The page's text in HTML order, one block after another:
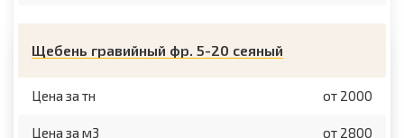
Щебень гравийный фр. 5-20 сеяный
Цена за тн от 2000
Цена за м3 от 2800